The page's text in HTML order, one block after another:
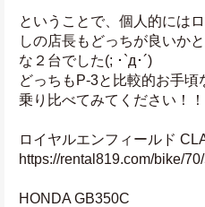
ということで、個人的には
しの店長もどっちが良いか
な２台でした(; ･`д･´)
どっちもP-3と比較的お手
乗り比べてみてください！！
ロイヤルエンフィールド
https://rental819.com/bike/
HONDA GB350C